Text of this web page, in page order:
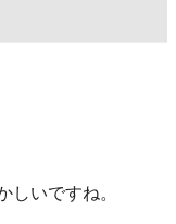
しいですね。